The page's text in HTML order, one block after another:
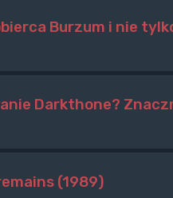
Burzum i nie
Darkthone?
(1989)